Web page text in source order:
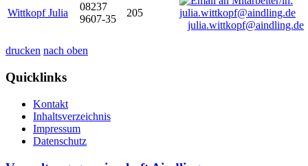
Wittkopf Julia
08237
9607-35
205
julia.wittkopf@aindling.de
drucken nach oben
Quicklinks
Kontakt
Inhaltsverzeichnis
Impressum
Datenschutz